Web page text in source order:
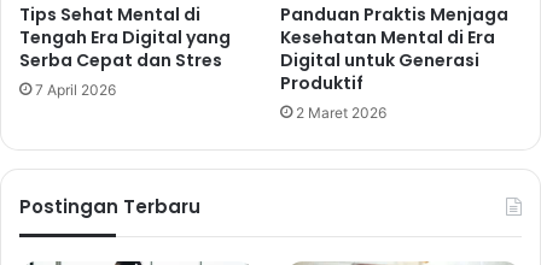
Kebiasaan Harian yang Membantu
Menjaga Emotional Wellness dan
Cara Melatih Pernapasan agar
Tips Sehat Mental di
Tengah Era Digital yang
Serba Cepat dan Stres
7 April 2026
Panduan Praktis Menjaga
Kesehatan Mental di Era
Digital untuk Generasi
Produktif
2 Maret 2026
Postingan Terbaru